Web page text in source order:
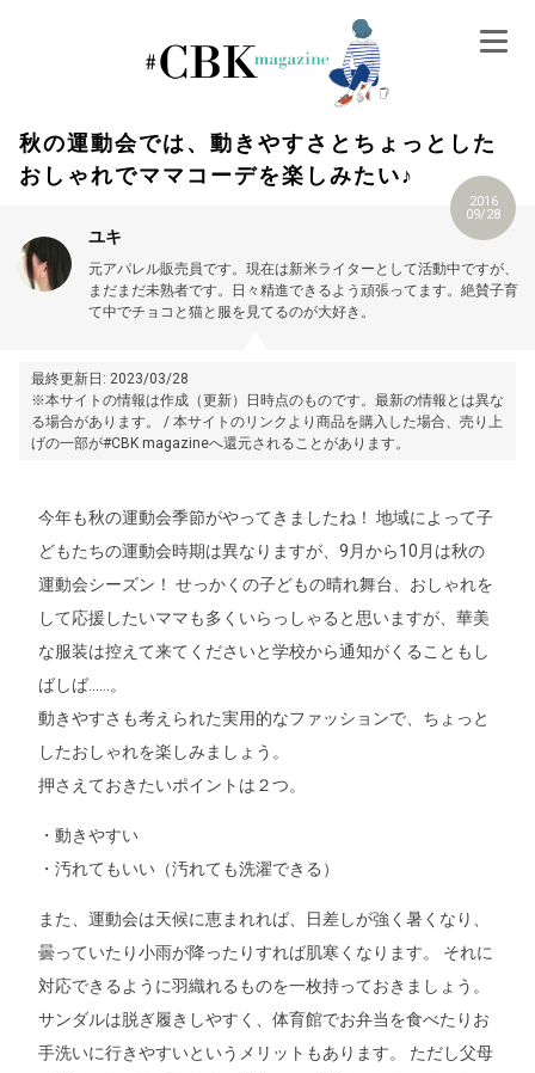
秋の運動会では、動きやすさとちょっとした
おしゃれでママコーデを楽しみたい♪
2016
09/28
ユキ
元アパレル販売員です。現在は新米ライターとして活動中ですが、
まだまだ未熟者です。日々精進できるよう頑張ってます。絶賛子育
て中でチョコと猫と服を見てるのが大好き。
最終更新日: 2023/03/28
※本サイトの情報は作成（更新）日時点のものです。最新の情報とは異な
る場合があります。 / 本サイトのリンクより商品を購入した場合、売り上
げの一部が#CBK magazineへ還元されることがあります。
今年も秋の運動会季節がやってきましたね！ 地域によって子
どもたちの運動会時期は異なりますが、9月から10月は秋の
運動会シーズン！ せっかくの子どもの晴れ舞台、おしゃれを
して応援したいママも多くいらっしゃると思いますが、華美
な服装は控えて来てくださいと学校から通知がくることもし
ばしば……。
動きやすさも考えられた実用的なファッションで、ちょっと
したおしゃれを楽しみましょう。
押さえておきたいポイントは２つ。
・動きやすい
・汚れてもいい（汚れても洗濯できる）
また、運動会は天候に恵まれれば、日差しが強く暑くなり、
曇っていたり小雨が降ったりすれば肌寒くなります。 それに
対応できるように羽織れるものを一枚持っておきましょう。
サンダルは脱ぎ履きしやすく、体育館でお弁当を食べたりお
手洗いに行きやすいというメリットもあります。 ただし父母